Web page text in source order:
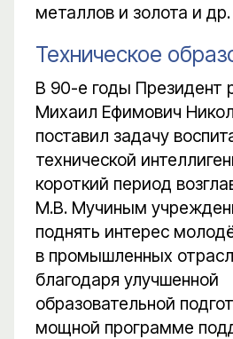
металлов и золота и др.
Техническое
В 90-е годы Президент
Михаил Ефимович
поставил задачу
технической
короткий период
М.В. Мучиным
поднять интерес
в промышленных
благодаря улучшенной
образовательной
мощной программе